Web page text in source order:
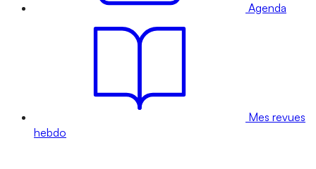
Agenda
Mes revues
hebdo